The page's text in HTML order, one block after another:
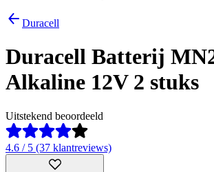
Duracell
Duracell Batterij
Alkaline 12V 2 stuks
Uitstekend beoordeeld
4.6 / 5 (37 klantreviews)